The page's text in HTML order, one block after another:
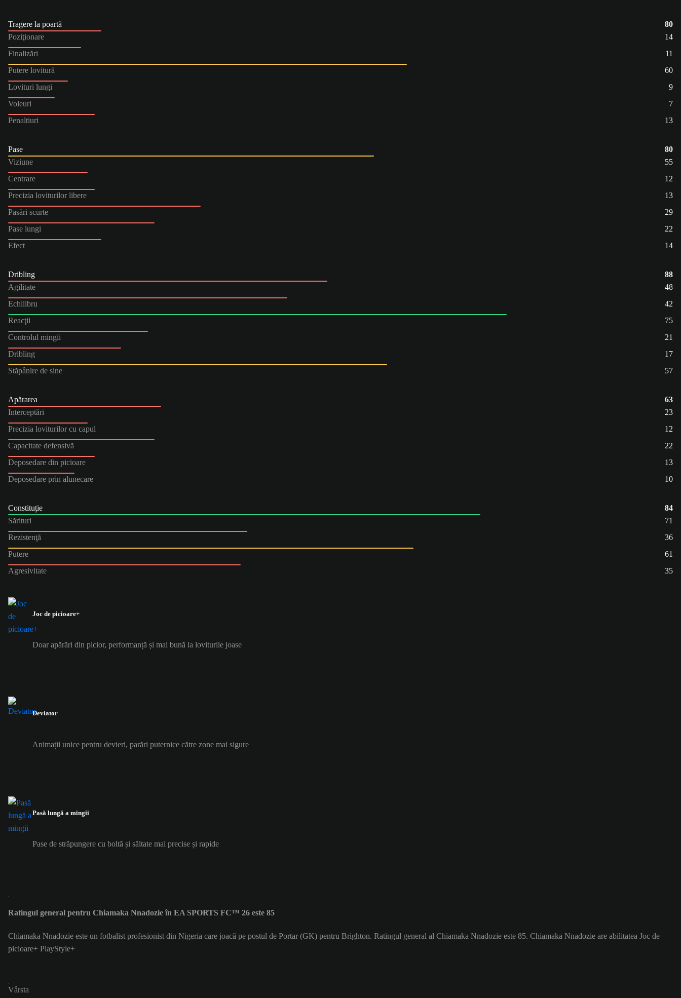
Tragere la poartă
80
Poziţionare
14
Finalizări
11
Putere lovitură
60
Lovituri lungi
9
Voleuri
7
Penaltiuri
13
Pase
80
Viziune
55
Centrare
12
Precizia loviturilor libere
13
Pasări scurte
29
Pase lungi
22
Efect
14
Dribling
88
Agilitate
48
Echilibru
42
Reacţii
75
Controlul mingii
21
Dribling
17
Stăpânire de sine
57
Apărarea
63
Interceptări
23
Precizia loviturilor cu capul
12
Capacitate defensivă
22
Deposedare din picioare
13
Deposedare prin alunecare
10
Constituție
84
Sărituri
71
Rezistenţă
36
Putere
61
Agresivitate
35
Joc de picioare+
Doar apărări din picior, performanță și mai bună la loviturile joase
Deviator
Animații unice pentru devieri, parări puternice către zone mai sigure
Pasă lungă a mingii
Pase de străpungere cu boltă și săltate mai precise și rapide
Ratingul general pentru Chiamaka Nnadozie în EA SPORTS FC™ 26 este 85
Chiamaka Nnadozie este un fotbalist profesionist din Nigeria care joacă pe postul de Portar (GK) pentru Brighton. Ratingul general al Chiamaka Nnadozie este 85. Chiamaka Nnadozie are abilitatea Joc de
picioare+ PlayStyle+
Vârsta